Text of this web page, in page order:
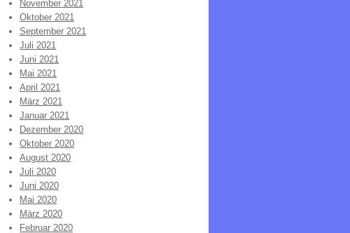
November 2021
Oktober 2021
September 2021
Juli 2021
Juni 2021
Mai 2021
April 2021
März 2021
Januar 2021
Dezember 2020
Oktober 2020
August 2020
Juli 2020
Juni 2020
Mai 2020
März 2020
Februar 2020